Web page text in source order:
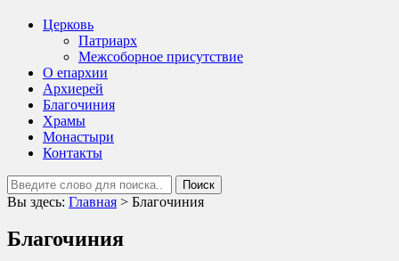
Церковь
Патриарх
Межсоборное присутствие
О епархии
Архиерей
Благочиния
Храмы
Монастыри
Контакты
Вы здесь: Главная > Благочиния
Благочиния